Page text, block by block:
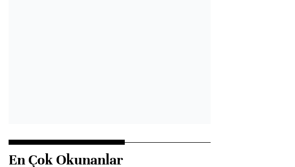
En Çok Okunanlar